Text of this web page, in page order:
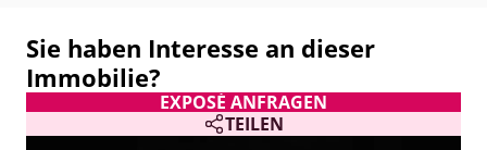
Sie haben Interesse an dieser
Immobilie?
EXPOSÉ ANFRAGEN
TEILEN